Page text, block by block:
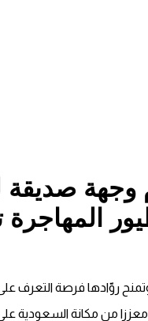
صديقة
المهاجرة
روّادها فرصة التعرف على
من مكانة السعودية